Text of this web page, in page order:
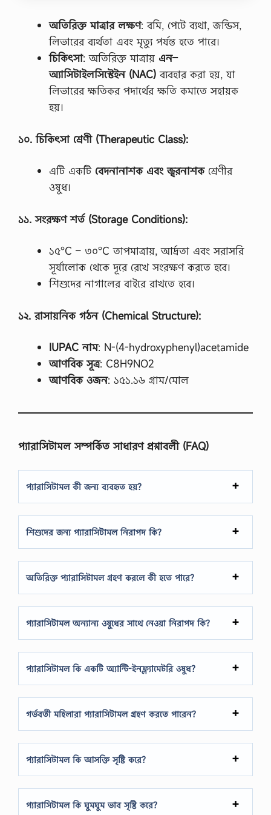
স্ত্রী
ম
ম
অতিরিক্ত মাত্রার লক্ষণ: বমি, পেটে ব্যথা, জন্ডিস,
লিভারের ব্যর্থতা এবং মৃত্যু পর্যন্ত হতে পারে।
চিকিৎসা: অতিরিক্ত মাত্রায় এন–
অ্যাসিটাইলসিস্টেইন(NAC) ব্যবহার করা হয়, যা
লিভারের ক্ষতিকর পদার্থের ক্ষতি কমাতে সহায়ক
হয়।
১০.চিকিৎসা শ্রেণী(Therapeutic Class):
এটি একটি বেদনানাশক এবং জ্বরনাশকশ্রেণীর
ওষুধ।
১১.সংরক্ষণ শর্ত(Storage Conditions):
১৫°C – ৩০°C তাপমাত্রায়, আর্দ্রতা এবং সরাসরি
সূর্যালোক থেকে দূরে রেখে সংরক্ষণ করতে হবে।
শিশুদের নাগালের বাইরে রাখতে হবে।
১২.রাসায়নিক গঠন(Chemical Structure):
IUPACনাম: N-(4-hydroxyphenyl)acetamide
আণবিক সূত্র: C8H9NO2
আণবিক ওজন: ১৫১.১৬ গ্রাম/মোল
প্যারাসিটামল সম্পর্কিত সাধারণ প্রশ্নাবলী(FAQ)
প্যারাসিটামল কী জন্য ব্যবহৃত হয়?
শিশুদের জন্য প্যারাসিটামল নিরাপদ কি?
অতিরিক্ত প্যারাসিটামল গ্রহণ করলে কী হতে পারে?
প্যারাসিটামল অন্যান্য ওষুধের সাথে নেওয়া নিরাপদ কি?
প্যারাসিটামল কি একটি অ্যান্টি-ইনফ্ল্যামেটরি ওষুধ?
গর্ভবতী মহিলারা প্যারাসিটামল গ্রহণ করতে পারেন?
প্যারাসিটামল কি আসক্তি সৃষ্টি করে?
প্যারাসিটামল কি ঘুমঘুম ভাব সৃষ্টি করে?